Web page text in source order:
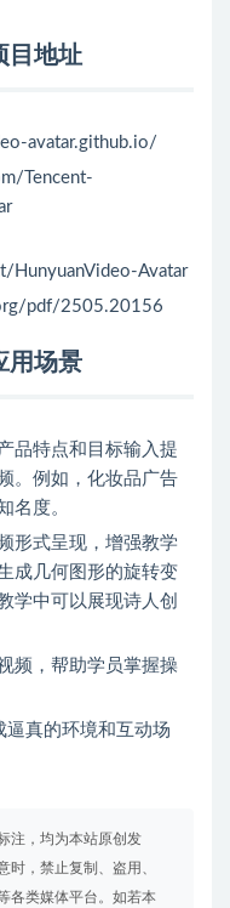
目地址
avatar.github.io/
Tencent-
HunyuanVideo-Avatar
pdf/2505.20156
用场景
品特点和目标输入提
。例如，化妆品广告
名度。
形式呈现，增强教学
成几何图形的旋转变
学中可以展现诗人创
频，帮助学员掌握操
逼真的环境和互动场
注，均为本站原创发
时，禁止复制、盗用、
各类媒体平台。如若本